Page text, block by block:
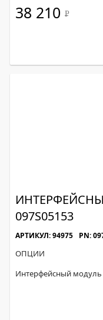
38 210 Р
097S05153
АРТИКУЛ: 94975 PN:
ОПЦИИ
Интерфейсный модуль